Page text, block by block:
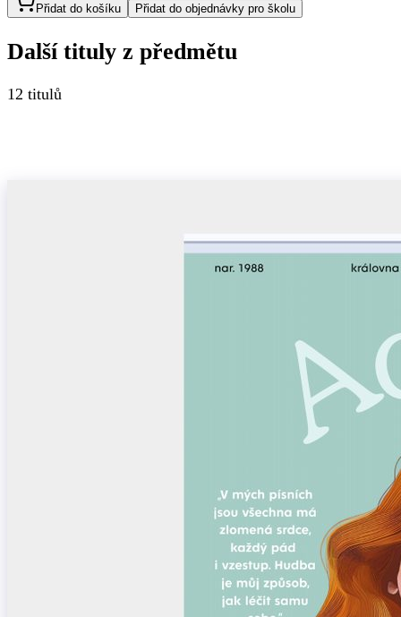
Přidat do košíku Přidat do objednávky pro školu
Další tituly z předmětu
12 titulů